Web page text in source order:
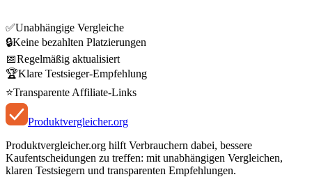
✅Unabhängige Vergleiche
🔒Keine bezahlten Platzierungen
📅Regelmäßig aktualisiert
🏆Klare Testsieger-Empfehlung
⭐Transparente Affiliate-Links
Produktvergleicher.org
Produktvergleicher.org hilft Verbrauchern dabei, bessere
Kaufentscheidungen zu treffen: mit unabhängigen Vergleichen,
klaren Testsiegern und transparenten Empfehlungen.